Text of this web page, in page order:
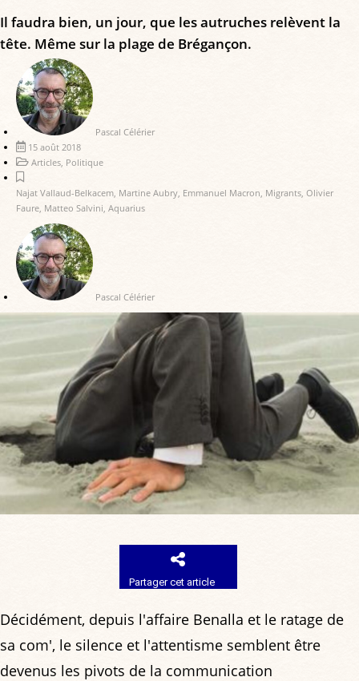
Il faudra bien, un jour, que les autruches relèvent la
tête. Même sur la plage de Brégançon.
Pascal Célérier
15 août 2018
Articles, Politique
Najat Vallaud-Belkacem, Martine Aubry, Emmanuel Macron, Migrants, Olivier
Faure, Matteo Salvini, Aquarius
Pascal Célérier
Partager cet article
Décidément, depuis l'affaire Benalla et le ratage de
sa com', le silence et l'attentisme semblent être
devenus les pivots de la communication